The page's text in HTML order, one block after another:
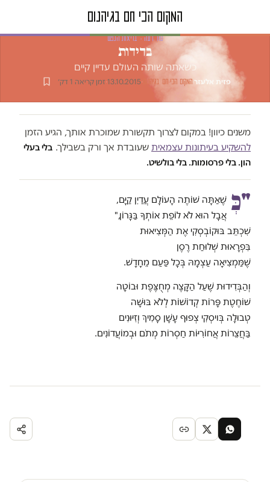
טור דעה · בריאות הנפש
בדידות
כשאתה שותה העולם עדיין קיים
פזית אלעזר· המקום הכי חם בגיהנום ·
13.10.2015
·זמן קריאה 1 דק׳
משנים כיוון! במקום לצרוך תקשורת שמוכרת אותך, הגיע הזמן
להשקיע בעיתונות עצמאית שעובדת אך ורק בשבילך. בלי בעלי
הון. בלי פרסומות. בלי בולשיט.
"כְּ שֶׁאַתָּה שׁוֹתֶה הָעוֹלָם עֲדַיִן קַיָּם,
אֲבָל הוּא לֹא לוֹפֵת אוֹתְךָ בַּגָּרוֹן,"
שִׁכְתֵּב בּוּקוֹבְסְקִי אֶת הַמְּצִיאוּת
בִּפְרָאוּת שְׁלוּחַת רֶסֶן
שֶׁמַּמְצִיאָה עַצְמָהּ בְּכָל פַּעַם מֵחָדָשׁ.
וְהַבְּדִידוּת שֶׁעַל הַקָּצֶה מְחֻצֶּפֶת וּבוֹטָה
שׁוֹחֶטֶת פָּרוֹת קְדוֹשׁוֹת לְלֹא בּוּשָׁה
טְבוּלָה בְּויסְקִי צְפוּף עָשָׁן סָמִיךְ וְזִיּוּנִים
בַּחֲצֵרוֹת אֲחוֹרִיּוֹת חַסְרוֹת מְתֹם וּבְמוֹעֲדוֹנִים.